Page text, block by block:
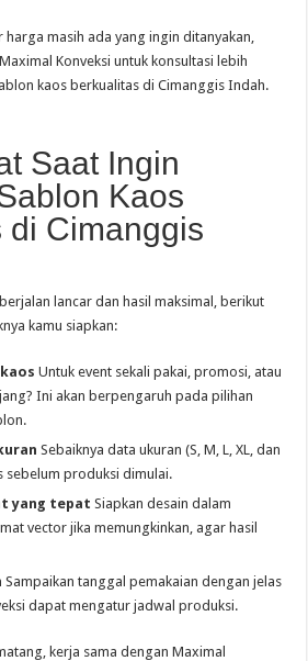
harga masih ada yang ingin ditanyakan,
Konveksi untuk konsultasi lebih
kaos berkualitas di Cimanggis Indah.
Saat Ingin
Kaos
di Cimanggis
lancar dan hasil maksimal, berikut
kamu siapkan:
Untuk event sekali pakai, promosi, atau
Ini akan berpengaruh pada pilihan
Sebaiknya data ukuran (S, M, L, XL, dan
sebelum produksi dimulai.
yang tepat Siapkan desain dalam
vector jika memungkinkan, agar hasil
Sampaikan tanggal pemakaian dengan jelas
dapat mengatur jadwal produksi.
kerja sama dengan Maximal